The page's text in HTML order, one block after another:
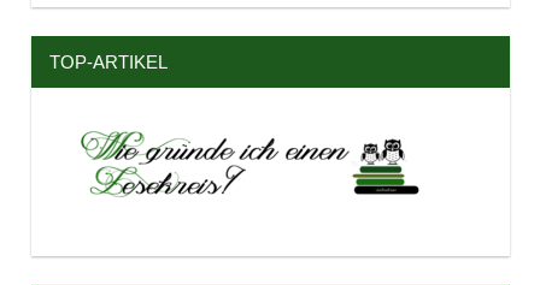
TOP-ARTIKEL